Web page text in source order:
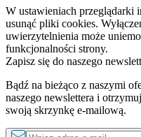
W ustawieniach przeglądarki
usunąć pliki cookies.
uwierzytelnienia może
funkcjonalności strony.
Zapisz się do naszego
Bądź na bieżąco z naszymi
naszego newslettera i
swoją skrzynkę e-mailową.